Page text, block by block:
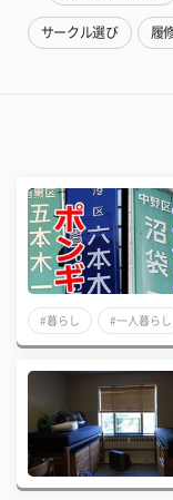
サークル選び 履
#暮らし #一人暮らし